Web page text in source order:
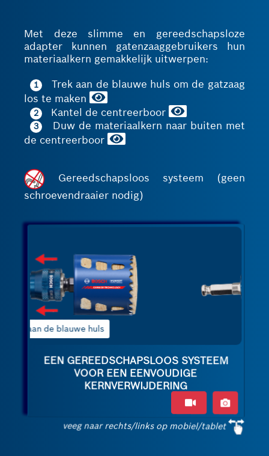
Met deze slimme en gereedschapsloze
adapter kunnen gatenzaaggebruikers hun
materiaalkern gemakkelijk uitwerpen:
1
Trek aan de blauwe huls om de gatzaag
los te maken
2 Kantel de centreerboor
3
Duw de materiaalkern naar buiten met
de centreerboor
Gereedschapsloos systeem (geen
schroevendraaier nodig)
2 Kantel de centreerboor
EEN GEREEDSCHAPSLOOS SYSTEEM
VOOR EEN EENVOUDIGE
KERNVERWIJDERING
veeg naar rechts/links op mobiel/tablet